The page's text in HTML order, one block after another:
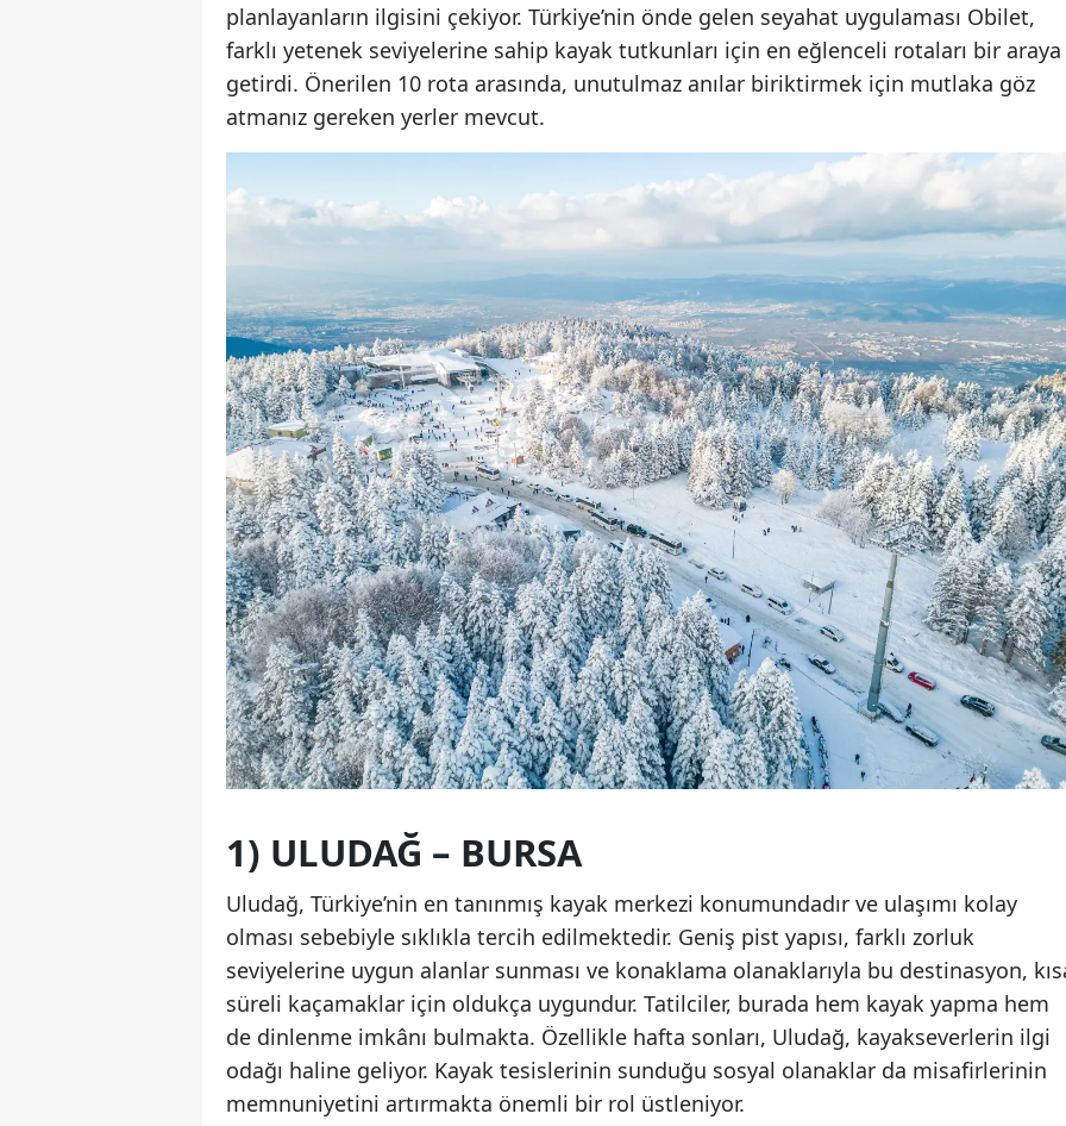
planlayanların ilgisini çekiyor. Türkiye’nin önde gelen seyahat uygulaması Obilet,
farklı yetenek seviyelerine sahip kayak tutkunları için en eğlenceli rotaları bir araya
getirdi. Önerilen 10 rota arasında, unutulmaz anılar biriktirmek için mutlaka göz
atmanız gereken yerler mevcut.
1) ULUDAĞ – BURSA
Uludağ, Türkiye’nin en tanınmış kayak merkezi konumundadır ve ulaşımı kolay
olması sebebiyle sıklıkla tercih edilmektedir. Geniş pist yapısı, farklı zorluk
seviyelerine uygun alanlar sunması ve konaklama olanaklarıyla bu destinasyon,
süreli kaçamaklar için oldukça uygundur. Tatilciler, burada hem kayak yapma hem
de dinlenme imkânı bulmakta. Özellikle hafta sonları, Uludağ, kayakseverlerin ilgi
odağı haline geliyor. Kayak tesislerinin sunduğu sosyal olanaklar da misafirlerinin
memnuniyetini artırmakta önemli bir rol üstleniyor.